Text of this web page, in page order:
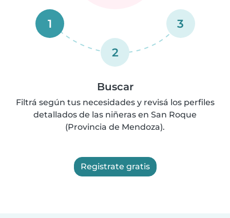
1
2
3
Buscar
Filtrá según tus necesidades y revisá los perfiles
detallados de las niñeras en San Roque
(Provincia de Mendoza).
Registrate gratis